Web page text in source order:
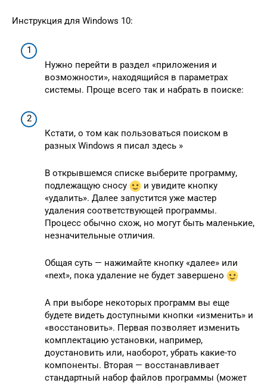
Инструкция для Windows 10:
Нужно перейти в раздел «приложения и
возможности», находящийся в параметрах
системы. Проще всего так и набрать в поиске:
Кстати, о том как пользоваться поиском в
разных Windows я писал здесь »
В открывшемся списке выберите программу,
подлежащую сносу
и увидите кнопку
«удалить». Далее запустится уже мастер
удаления соответствующей программы.
Процесс обычно схож, но могут быть маленькие,
незначительные отличия.
Общая суть — нажимайте кнопку «далее» или
«next», пока удаление не будет завершено
А при выборе некоторых программ вы еще
будете видеть доступными кнопки «изменить» и
«восстановить». Первая позволяет изменить
комплектацию установки, например,
доустановить или, наоборот, убрать какие-то
компоненты. Вторая — восстанавливает
стандартный набор файлов программы (может